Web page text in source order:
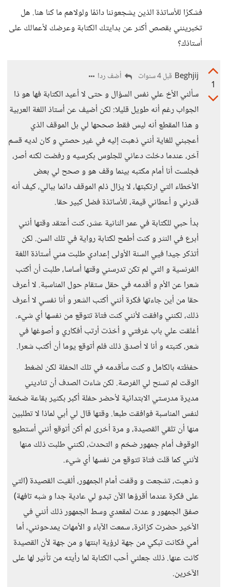
فشكرًا للأساتذة الذين يشجعوننا دائمًا ولولاهم ما كنا هنا. هل
تخبرينني بقصص أكثر عن بدايتك الكتابة وعرضك لأعمالك على
أستاذك؟
1
Beghjij قبل 4 سنوات أضف ردا
سألني الأخ علي نفس السؤال و حتى لا أعيد الكتابة فها هو ذا
الجواب رغم أنه طويل قليلا: لكن أضيف عن أستاذ اللغة العربية
و هذا المقطع أنه ليس فقط صححها لي بل الموقف الذي
أعجبني للغاية أنني ذهبت إليه في غير حصتي و كان لديه قسم
آخر، عندما دخلت دعاني للجلوس بكرسيه و رفضت لكنه أصر،
فجلست أنا أمام مكتبه بينما وقف هو و صحح لي بعض
الأخطاء التي ارتكبتها، لا يزال ذلم الموقف دائما ببالي، كيف أنه
قدرني و أعطاني قيمة، للأساتذة فضل كبير حقا.
بدأ حبي للكتابة في عمر الثانية عشر، كنت أعتقد وقتها أنني
أبرع في النثر و كنت أطمح لكتابة رواية في تلك السن. لكن
أتذكر جيدا فيي السنة الأولى إعدادي طلبت مني أستاذة اللغة
الفرنسية و التي لم تكن تدرسني وقتها أساسا، طلبت أن أكتب
شعرا عن الأم و أقدمه في حقل ستقام حول المناسبة. لا أعرف
حقا من أين جاءتها فكرة أنني أكتب الشعر و أنا نفسي لا أعرف
ذلك، لكنني وافقت لأنني كنت فتاة تتوقع من نفسها أي شيء.
أغلقت علي باب غرفتي و أخذت أرتب أفكاري و أصوغها في
شعر، كتبته و أنا لا أصدق ذلك فلم أتوقع يوما أن أكتب شعرا.
حفظته بالكامل و كنت سأقدمه في تلك الحفلة لكن لضغط
الوقت لم تسنح لي الفرصة. لكن شاءت الصدف أن تناديني
مديرة مدرستي الابتدائية لأحضر حفلة أكبر بكثير بقاعة ضخمة
لنفس المناسبة فوافقت طبعا. وقتها قال لي أبي لماذا لا تطلبين
منها أن تلقي القصيدة، و مرة أخرى لم أكن أتوقع أنني أستطيع
الوقوف أمام جمهور ضخم و التحدث، لكنني طلبت ذلك منها
لأنني كما قلت فتاة تتوقع من نفسها أي شيء.
و ذهبت، تشجعت و وقفت أمام الجمهور، ألقيت القصيدة (التي
على فكرة عندما أقرؤها الآن تبدو لي عادية جدا و شبه تافهة)
صفق الجمهور و عدت لمقعدي وسط الجمهور ذلك أنني في
الأخير حضرت كزائرة، سمعت الآباء و الأمهات يمدحونني، أما
أمي فكانت تبكي من جهة لرؤية ابنتها و من جهة لأن القصيدة
كانت عنها. ذلك جعلني أحب الكتابة لما رأيته من تأثير لها على
الآخرين.